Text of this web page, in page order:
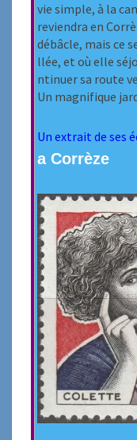
vie simple, à la
reviendra en
débâcle, mais ce
llée, et où elle
ntinuer sa route
Un magnifique
Un extrait de ses
a Corrèze